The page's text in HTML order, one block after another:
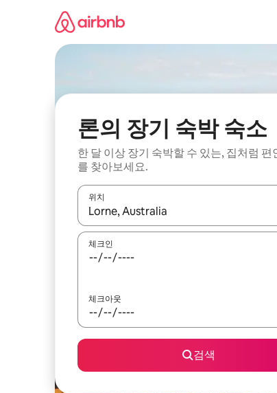
론의 장기 숙박 숙소
한 달 이상 장기 숙박할 수 있는, 집처럼 편
를 찾아보세요.
위치
결과가 나오면 위·아래 화살표 키를 사용하
체크인
체크아웃
검색